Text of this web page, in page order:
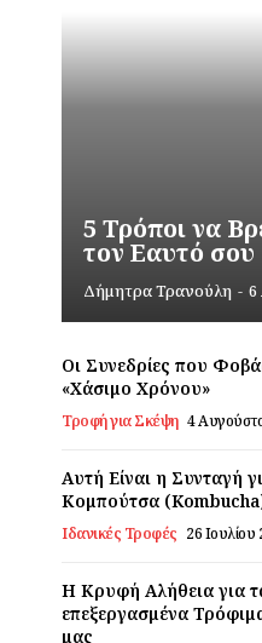
5 Τρόποι να
τον Εαυτό σου
Δήμητρα Τρανούλη - 6
Οι Συνεδρίες που
«Χάσιμο Χρόνου»
Τροφή για Σκέψη 4
Αυτή Είναι η Συνταγή
Κομπούτσα
Ιδανικές Τροφές 26 Ιουλίου
Η Κρυφή Αλήθεια για
επεξεργασμένα
μας